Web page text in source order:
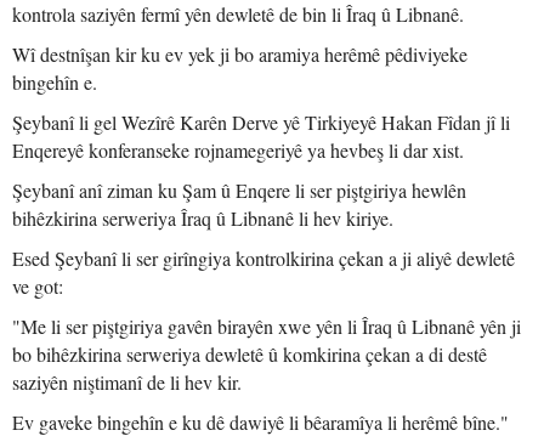
kontrola saziyên fermî yên dewletê de bin li Îraq û Libnanê.
Wî destnîşan kir ku ev yek ji bo aramiya herêmê pêdiviyeke
bingehîn e.
Şeybanî li gel Wezîrê Karên Derve yê Tirkiyeyê Hakan Fîdan jî li
Enqereyê konferanseke rojnamegeriyê ya hevbeş li dar xist.
Şeybanî anî ziman ku Şam û Enqere li ser piştgiriya hewlên
bihêzkirina serweriya Îraq û Libnanê li hev kiriye.
Esed Şeybanî li ser girîngiya kontrolkirina çekan a ji aliyê dewletê
ve got:
"Me li ser piştgiriya gavên birayên xwe yên li Îraq û Libnanê yên ji
bo bihêzkirina serweriya dewletê û komkirina çekan a di destê
saziyên niştimanî de li hev kir.
Ev gaveke bingehîn e ku dê dawiyê li bêaramîya li herêmê bîne."